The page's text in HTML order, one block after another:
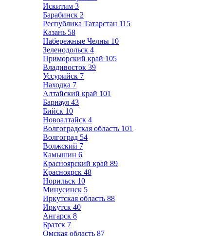
Искитим 3
Барабинск 2
Республика Татарстан 115
Казань 58
Набережные Челны 10
Зеленодольск 4
Приморский край 105
Владивосток 39
Уссурийск 7
Находка 7
Алтайский край 101
Барнаул 43
Бийск 10
Новоалтайск 4
Волгоградская область 101
Волгоград 54
Волжский 7
Камышин 6
Красноярский край 89
Красноярск 48
Норильск 10
Минусинск 5
Иркутская область 88
Иркутск 40
Ангарск 8
Братск 7
Омская область 87